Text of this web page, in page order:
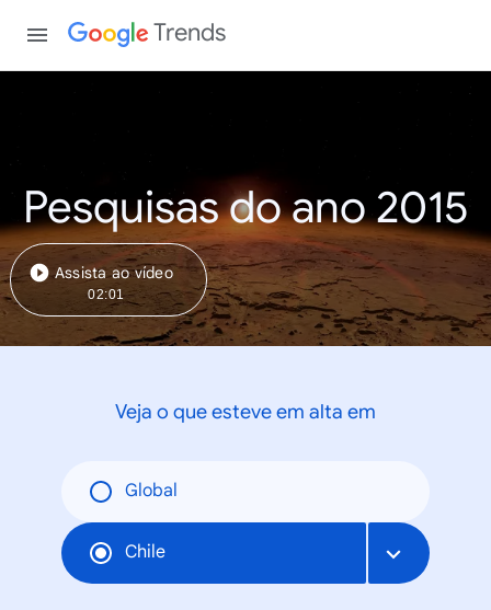
Trends
Pesquisas do ano 2015
Assista ao vídeo
02:01
Veja o que esteve em alta em
Global
Chile